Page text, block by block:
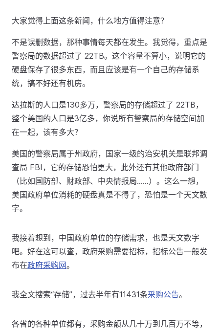
大家觉得上面这条新闻，什么地方值得注意？
不是误删数据，那种事情每天都在发生。我觉得，重点是
警察局的数据超过了 22TB。这个容量不算小，说明它的
硬盘保存了很多东西，而且应该是有一个自己的存储系
统，搞不好还有机房。
达拉斯的人口是130多万，警察局的存储超过了 22TB，
整个美国的人口是3亿多，你说所有警察局的存储空间加
在一起，该有多大？
美国的警察局属于州政府，国家一级的治安机关是联邦调
查局 FBI，它的存储恐怕更大，此外还有其他政府部门
（比如国防部、财政部、中央情报局……）。这么一想，
美国政府单位消耗的硬盘真是不得了，恐怕是一个天文数
字。
我接着想到，中国政府单位的存储需求，也是天文数字
吧。好在这可以查，政府采购需要招标，招标公告一般发
布在政府采购网。
我全文搜索“存储”，过去半年有11431条采购公告。
各省的各种单位都有，采购金额从几十万到几百万不等，